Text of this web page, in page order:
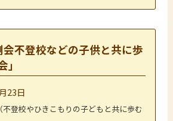
会不登校などの子供と共に歩
23日
登校やひきこもりの子どもと共に歩む